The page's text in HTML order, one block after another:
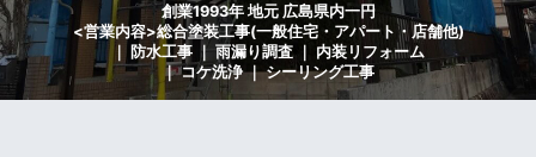
創業1993年 地元 広島県内一円
<営業内容>総合塗装工事(一般住宅・アパート・店舗他)
｜ 防水工事 ｜ 雨漏り調査 ｜ 内装リフォーム
｜ コケ洗浄 ｜ シーリング工事